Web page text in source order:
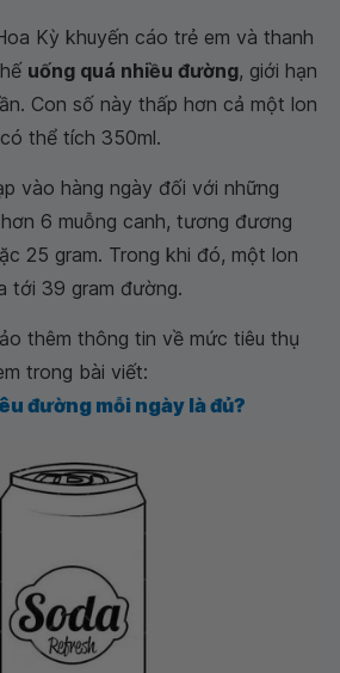
Kỳ khuyến cáo trẻ em và thanh
uống quá nhiều đường, giới hạn
Con số này thấp hơn cả một lon
thể tích 350ml.
vào hàng ngày đối với những
6 muỗng canh, tương đương
25 gram. Trong khi đó, một lon
tới 39 gram đường.
thêm thông tin về mức tiêu thụ
trong bài viết:
đường mỗi ngày là đủ?